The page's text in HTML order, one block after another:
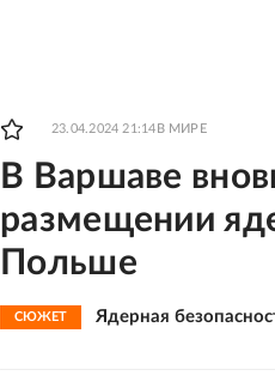
23.04.2024 21:14 В МИРЕ
В Варшаве
размещении
Польше
СЮЖЕТ Ядерная